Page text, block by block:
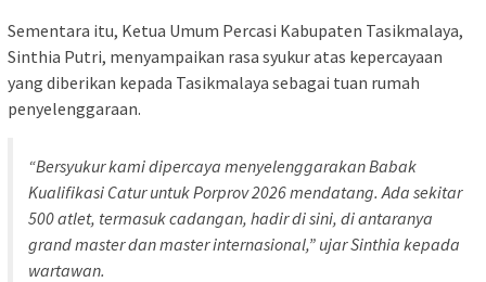
Sementara itu, Ketua Umum Percasi Kabupaten Tasikmalaya,
Sinthia Putri, menyampaikan rasa syukur atas kepercayaan
yang diberikan kepada Tasikmalaya sebagai tuan rumah
penyelenggaraan.
“Bersyukur kami dipercaya menyelenggarakan Babak
Kualifikasi Catur untuk Porprov 2026 mendatang. Ada sekitar
500 atlet, termasuk cadangan, hadir di sini, di antaranya
grand master dan master internasional,” ujar Sinthia kepada
wartawan.